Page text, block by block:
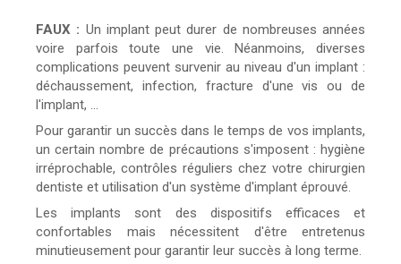
FAUX : Un implant peut durer de nombreuses années
voire parfois toute une vie. Néanmoins, diverses
complications peuvent survenir au niveau d'un implant :
déchaussement, infection, fracture d'une vis ou de
l'implant, ...
Pour garantir un succès dans le temps de vos implants,
un certain nombre de précautions s'imposent : hygiène
irréprochable, contrôles réguliers chez votre chirurgien
dentiste et utilisation d'un système d'implant éprouvé.
Les implants sont des dispositifs efficaces et
confortables mais nécessitent d'être entretenus
minutieusement pour garantir leur succès à long terme.